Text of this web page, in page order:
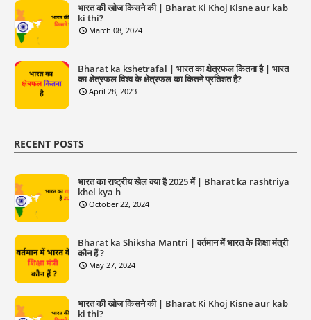
भारत की खोज किसने की | Bharat Ki Khoj Kisne aur kab
ki thi?
March 08, 2024
Bharat ka kshetrafal | भारत का क्षेत्रफल कितना है | भारत
का क्षेत्रफल विश्व के क्षेत्रफल का कितने प्रतिशत है?
April 28, 2023
RECENT POSTS
भारत का राष्ट्रीय खेल क्या है 2025 में | Bharat ka rashtriya
khel kya h
October 22, 2024
Bharat ka Shiksha Mantri | वर्तमान में भारत के शिक्षा मंत्री
कौन हैं ?
May 27, 2024
भारत की खोज किसने की | Bharat Ki Khoj Kisne aur kab
ki thi?